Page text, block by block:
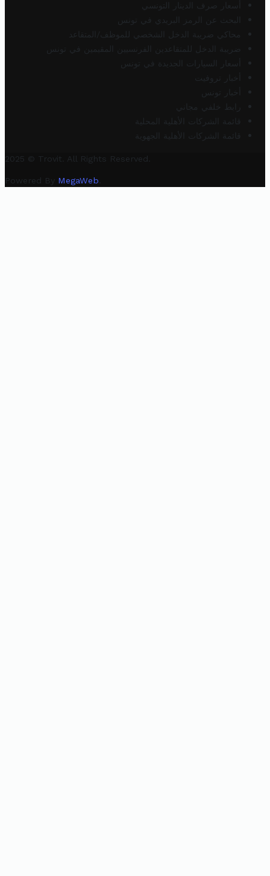
أسعار صرف الدينار التونسي
البحث عن الرمز البريدي في تونس
محاكي ضريبة الدخل الشخصي للموظف/المتقاعد
ضريبة الدخل للمتقاعدين الفرنسيين المقيمين في تونس
أسعار السيارات الجديدة في تونس
أخبار تروفيت
أخبار تونس
رابط خلفي مجاني
قائمة الشركات الأهلية المحلية
قائمة الشركات الأهلية الجهوية
2025 © Trovit. All Rights Reserved.
Powered By MegaWeb